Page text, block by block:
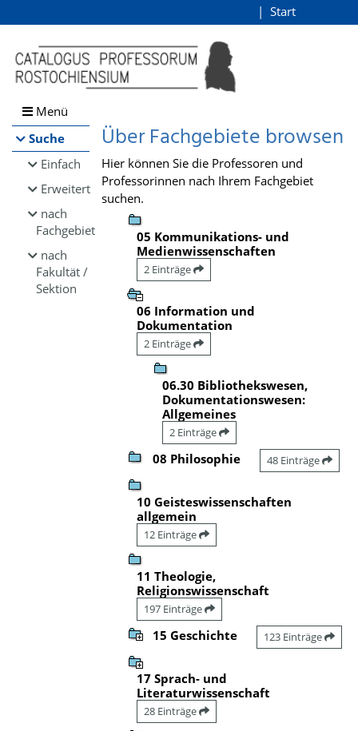
Browsen
direkt zum Inhalt
Start
Menü
Suche
Einfach
Erweitert
nach
Fachgebiet
nach
Fakultät /
Sektion
Über Fachgebiete browsen
Hier können Sie die Professoren und
Professorinnen nach Ihrem Fachgebiet
suchen.
05 Kommunikations- und
Medienwissenschaften
2 Einträge
06 Information und
Dokumentation
2 Einträge
06.30 Bibliothekswesen,
Dokumentationswesen:
Allgemeines
2 Einträge
08 Philosophie 48 Einträge
10 Geisteswissenschaften
allgemein
12 Einträge
11 Theologie,
Religionswissenschaft
197 Einträge
15 Geschichte 123 Einträge
17 Sprach- und
Literaturwissenschaft
28 Einträge